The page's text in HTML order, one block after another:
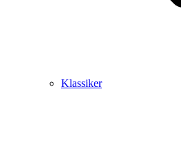
Klassiker